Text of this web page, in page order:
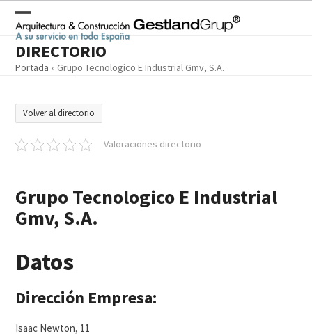
contentOpen
mobile
menu
Close
mobile
menu
DIRECTORIO
Portada » Grupo Tecnologico E Industrial Gmv, S.A.
Volver al directorio
Valoraciones directorio
Grupo Tecnologico E Industrial
Gmv, S.A.
Datos
Dirección Empresa:
Isaac Newton, 11